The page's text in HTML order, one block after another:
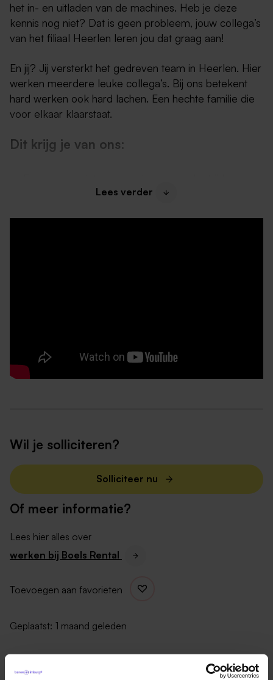
het in- en uitladen van de machines. Heb je deze
kennis nog niet? Dat is geen probleem, jouw collega’s
van het filiaal Heerlen leren jou dat graag aan!
En jij? Jij versterkt het gedreven team in Heerlen. Hier
werken meerdere leuke collega’s. Bij ons betekent
hard werken ook hard lachen. Een hechte familie die
voor elkaar klaarstaat.
Dit krijg je van ons:
LET OP! Bovenstaande uurlonen zijn exclusief
vakantiegeld.
De mogelijkheid om jezelf te ontwikkelen met
trainingen, opleidingen en coaching.
weekendje weg.
Lees verder
Wil je solliciteren?
Solliciteer nu
Of meer informatie?
Lees hier alles over
werken bij Boels Rental
Toevoegen aan favorieten
Geplaatst: 1 maand geleden